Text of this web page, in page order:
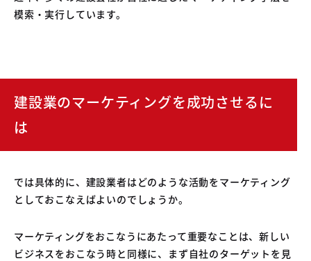
模索・実行しています。
建設業のマーケティングを成功させるに
は
では具体的に、建設業者はどのような活動をマーケティング
としておこなえばよいのでしょうか。
マーケティングをおこなうにあたって重要なことは、新しい
ビジネスをおこなう時と同様に、まず自社のターゲットを見